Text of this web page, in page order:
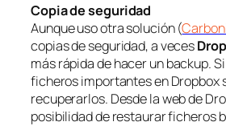
Copia de seguridad
Aunque uso otra solución (
copias de seguridad, a veces
más rápida de hacer un backup.
ficheros importantes en Dropbox
recuperarlos. Desde la web de
posibilidad de restaurar ficheros